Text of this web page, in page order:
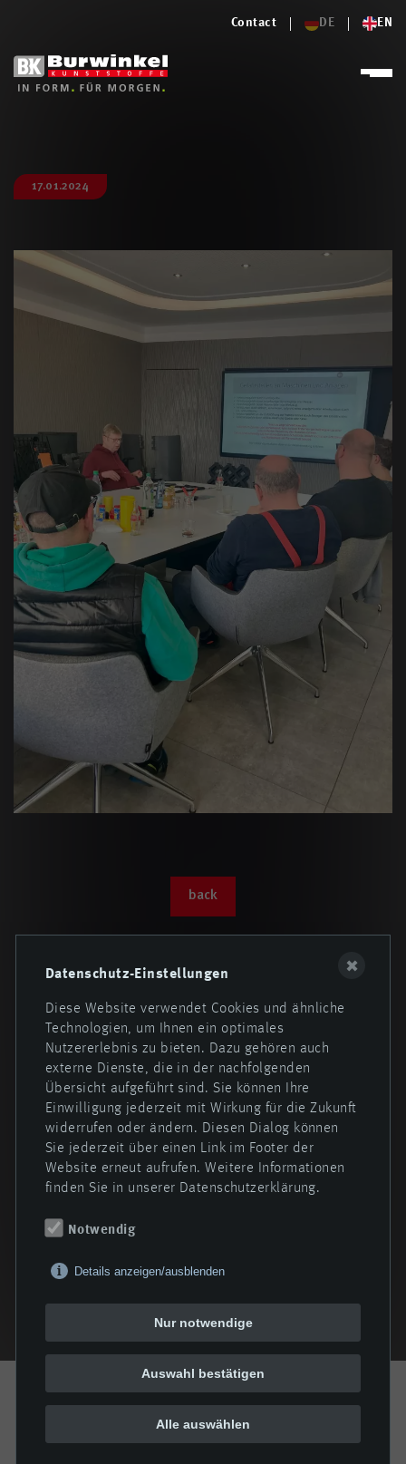
Contact DE EN
17.01.2024
back
Datenschutz-Einstellungen
Diese Website verwendet Cookies und ähnliche
Technologien, um Ihnen ein optimales
Nutzererlebnis zu bieten. Dazu gehören auch
externe Dienste, die in der nachfolgenden
Übersicht aufgeführt sind. Sie können Ihre
Einwilligung jederzeit mit Wirkung für die Zukunft
widerrufen oder ändern. Diesen Dialog können
Sie jederzeit über einen Link im Footer der
Website erneut aufrufen. Weitere Informationen
finden Sie in unserer Datenschutzerklärung.
Notwendig
Details anzeigen/ausblenden
Nur notwendige
Auswahl bestätigen
Alle auswählen
✖